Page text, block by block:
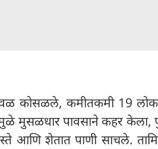
कोसळले, कमीतकमी 19
मुसळधार पावसाने कहर केला,
आणि शेतात पाणी साचले.